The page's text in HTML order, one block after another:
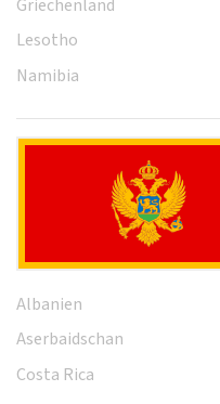
Griechenland
Lesotho
Namibia
Albanien
Aserbaidschan
Costa Rica